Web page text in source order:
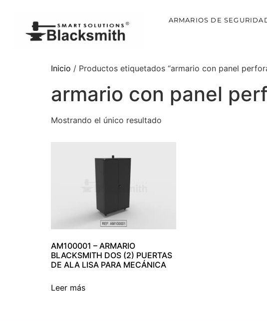
ARMARIOS DE
Inicio / Productos etiquetados “armario con panel
armario con panel
Mostrando el único resultado
AM100001 – ARMARIO
BLACKSMITH DOS (2) PUERTAS
DE ALA LISA PARA MECÁNICA
Leer más